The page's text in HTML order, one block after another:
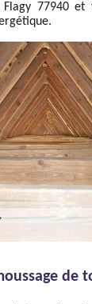
77940
de